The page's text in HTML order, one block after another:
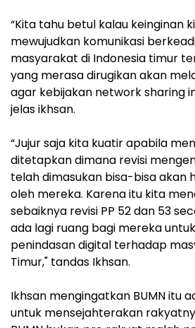
“Kita tahu betul kalau keinginan
mewujudkan komunikasi
masyarakat di Indonesia timur
yang merasa dirugikan akan
agar kebijakan network sharing
jelas ikhsan.
“Jujur saja kita kuatir apabila
ditetapkan dimana revisi
telah dimasukan bisa-bisa akan
oleh mereka. Karena itu kita
sebaiknya revisi PP 52 dan 53
ada lagi ruang bagi mereka
penindasan digital terhadap
Timur," tandas Ikhsan.
Ikhsan mengingatkan BUMN itu
untuk mensejahterakan